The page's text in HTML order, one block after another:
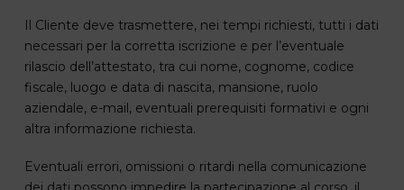
Il Cliente deve trasmettere, nei tempi richiesti, tutti i dati
necessari per la corretta iscrizione e per l’eventuale
rilascio dell’attestato, tra cui nome, cognome, codice
fiscale, luogo e data di nascita, mansione, ruolo
aziendale, e-mail, eventuali prerequisiti formativi e ogni
altra informazione richiesta.
Eventuali errori, omissioni o ritardi nella comunicazione